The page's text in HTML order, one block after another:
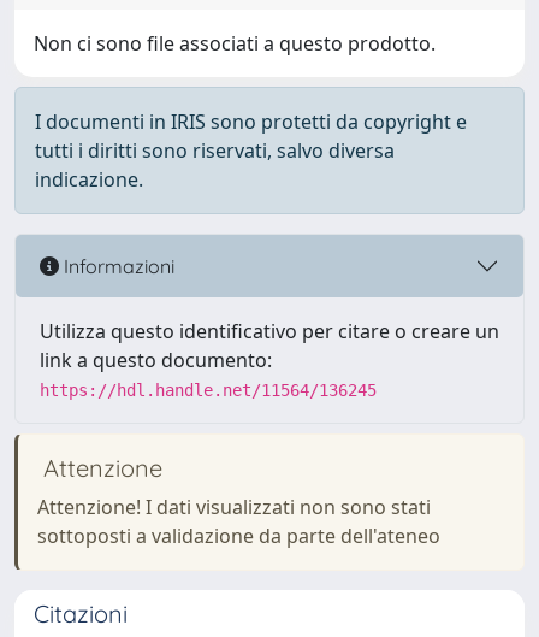
Non ci sono file associati a questo prodotto.
I documenti in IRIS sono protetti da copyright e
tutti i diritti sono riservati, salvo diversa
indicazione.
Informazioni
Utilizza questo identificativo per citare o creare un
link a questo documento:
https://hdl.handle.net/11564/136245
Attenzione
Attenzione! I dati visualizzati non sono stati
sottoposti a validazione da parte dell'ateneo
Citazioni